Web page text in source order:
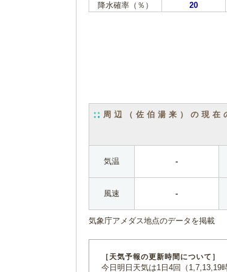
降水確率（％）
20
周辺（佐伯湯来）の現在
気温 -
風速 -
気象庁アメダス地点のデータを掲載
［天気予報の更新時間について］
今日明日天気は1日4回（1,7,13,19